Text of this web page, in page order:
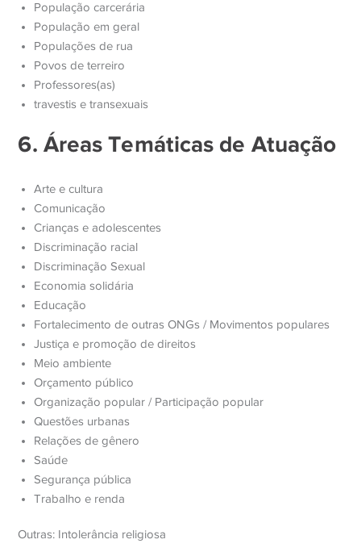
População carcerária
População em geral
Populações de rua
Povos de terreiro
Professores(as)
travestis e transexuais
6. Áreas Temáticas de Atuação
Arte e cultura
Comunicação
Crianças e adolescentes
Discriminação racial
Discriminação Sexual
Economia solidária
Educação
Fortalecimento de outras ONGs / Movimentos populares
Justiça e promoção de direitos
Meio ambiente
Orçamento público
Organização popular / Participação popular
Questões urbanas
Relações de gênero
Saúde
Segurança pública
Trabalho e renda
Outras: Intolerância religiosa